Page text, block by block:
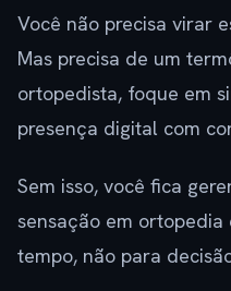
Você não precisa virar
Mas precisa de um
ortopedista, foque em
presença digital com
Sem isso, você fica
sensação em
tempo, não para